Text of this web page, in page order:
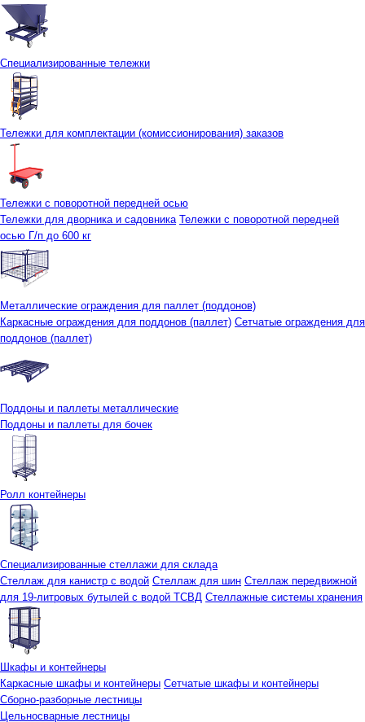
Специализированные тележки
Тележки для комплектации (комиссионирования) заказов
Тележки с поворотной передней осью
Тележки для дворника и садовника Тележки с поворотной передней
осью Г/п до 600 кг
Металлические ограждения для паллет (поддонов)
Каркасные ограждения для поддонов (паллет) Сетчатые ограждения для
поддонов (паллет)
Поддоны и паллеты металлические
Поддоны и паллеты для бочек
Ролл контейнеры
Специализированные стеллажи для склада
Стеллаж для канистр с водой Стеллаж для шин Стеллаж передвижной
для 19-литровых бутылей с водой ТСВД Стеллажные системы хранения
Шкафы и контейнеры
Каркасные шкафы и контейнеры Сетчатые шкафы и контейнеры
Сборно-разборные лестницы
Цельносварные лестницы